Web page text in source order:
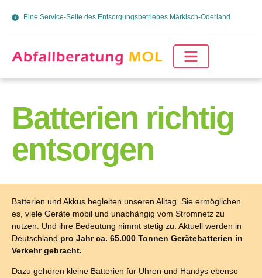
Eine Service-Seite des Entsorgungsbetriebes Märkisch-Oderland
Batterien richtig
entsorgen
Batterien und Akkus begleiten unseren Alltag. Sie ermöglichen
es, viele Geräte mobil und unabhängig vom Stromnetz zu
nutzen. Und ihre Bedeutung nimmt stetig zu: Aktuell werden in
Deutschland pro Jahr ca. 65.000 Tonnen Gerätebatterien in
Verkehr gebracht.
Dazu gehören kleine Batterien für Uhren und Handys ebenso